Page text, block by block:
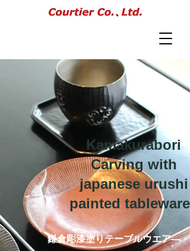
Kamakurabori
Carving with
japanese urushi
painted tablewares
鎌倉彫漆塗りテーブルウエア―